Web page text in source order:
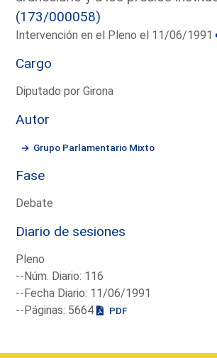
(173/000058)
Intervención en el Pleno el 11/06/1991
Cargo
Diputado por Girona
Autor
Grupo Parlamentario Mixto
Fase
Debate
Diario de sesiones
Pleno
--Núm. Diario: 116
--Fecha Diario: 11/06/1991
--Páginas: 5664
PDF